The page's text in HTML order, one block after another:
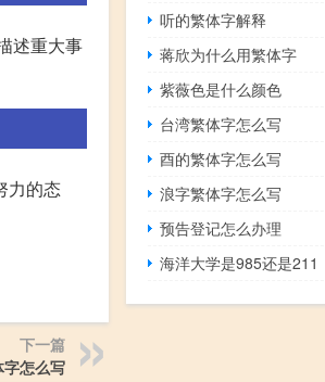
述重大事
力的态
下一篇
怎么写
听的繁体字解释
蒋欣为什么用繁体字
紫薇色是什么颜色
台湾繁体字怎么写
酉的繁体字怎么写
浪字繁体字怎么写
预告登记怎么办理
海洋大学是985还是211